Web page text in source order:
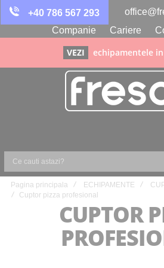
+40 786 567 293
Companie
Cariere
VEZI echipamentele
Ce
cauti
astazi?
Pagina principala ECHIPAMENTE
Cuptor pizza profesional
CUPTOR